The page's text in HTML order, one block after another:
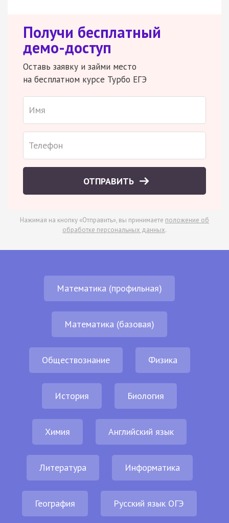
Получи бесплатный
демо-доступ
Оставь заявку и займи место
на бесплатном курсе Турбо ЕГЭ
ОТПРАВИТЬ
Нажимая на кнопку «Отправить», вы принимаете положение об
обработке персональных данных.
Математика (профильная)
Математика (базовая)
Обществознание Физика
История Биология
Химия Английский язык
Литература Информатика
География Русский язык ОГЭ